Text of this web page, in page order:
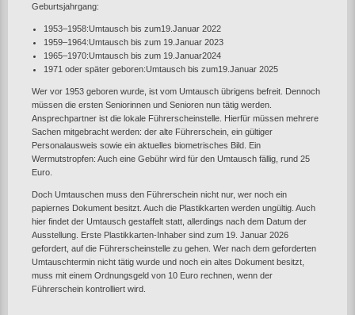
Geburtsjahrgang:
1953–1958:Umtausch bis zum19.Januar 2022
1959–1964:Umtausch bis zum 19.Januar 2023
1965–1970:Umtausch bis zum 19.Januar2024
1971 oder später geboren:Umtausch bis zum19.Januar 2025
Wer vor 1953 geboren wurde, ist vom Umtausch übrigens befreit. Dennoch
müssen die ersten Seniorinnen und Senioren nun tätig werden.
Ansprechpartner ist die lokale Führerscheinstelle. Hierfür müssen mehrere
Sachen mitgebracht werden: der alte Führerschein, ein gültiger
Personalausweis sowie ein aktuelles biometrisches Bild. Ein
Wermutstropfen: Auch eine Gebühr wird für den Umtausch fällig, rund 25
Euro.
Doch Umtauschen muss den Führerschein nicht nur, wer noch ein
papiernes Dokument besitzt. Auch die Plastikkarten werden ungültig. Auch
hier findet der Umtausch gestaffelt statt, allerdings nach dem Datum der
Ausstellung. Erste Plastikkarten-Inhaber sind zum 19. Januar 2026
gefordert, auf die Führerscheinstelle zu gehen. Wer nach dem geforderten
Umtauschtermin nicht tätig wurde und noch ein altes Dokument besitzt,
muss mit einem Ordnungsgeld von 10 Euro rechnen, wenn der
Führerschein kontrolliert wird.